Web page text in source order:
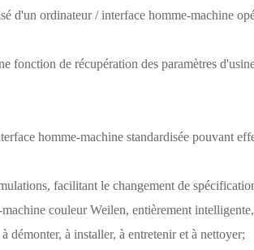
d'un ordinateur / interface homme-machine
fonction de récupération des paramètres
homme-machine standardisée pouvant
facilitant le changement de
couleur Weilen, entièrement
démonter, à installer, à entretenir et à nettoyer;